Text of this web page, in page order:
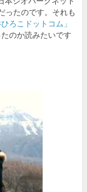
ったのです。それも
ろこドットコム」
のか読みたいです